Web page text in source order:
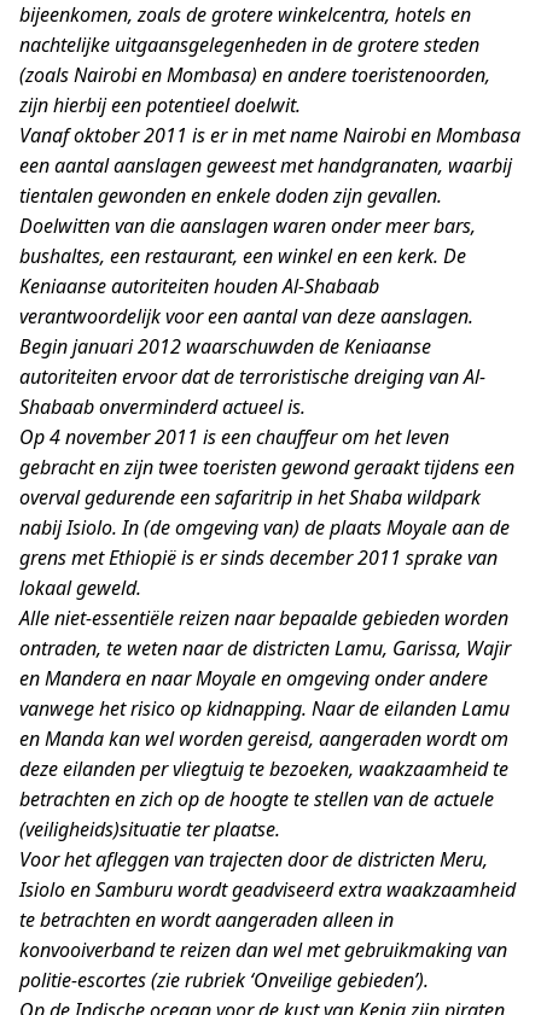
bijeenkomen, zoals de grotere winkelcentra, hotels en
nachtelijke uitgaansgelegenheden in de grotere steden
(zoals Nairobi en Mombasa) en andere toeristenoorden,
zijn hierbij een potentieel doelwit.
Vanaf oktober 2011 is er in met name Nairobi en Mombasa
een aantal aanslagen geweest met handgranaten, waarbij
tientalen gewonden en enkele doden zijn gevallen.
Doelwitten van die aanslagen waren onder meer bars,
bushaltes, een restaurant, een winkel en een kerk. De
Keniaanse autoriteiten houden Al-Shabaab
verantwoordelijk voor een aantal van deze aanslagen.
Begin januari 2012 waarschuwden de Keniaanse
autoriteiten ervoor dat de terroristische dreiging van Al-
Shabaab onverminderd actueel is.
Op 4 november 2011 is een chauffeur om het leven
gebracht en zijn twee toeristen gewond geraakt tijdens een
overval gedurende een safaritrip in het Shaba wildpark
nabij Isiolo. In (de omgeving van) de plaats Moyale aan de
grens met Ethiopië is er sinds december 2011 sprake van
lokaal geweld.
Alle niet-essentiële reizen naar bepaalde gebieden worden
ontraden, te weten naar de districten Lamu, Garissa, Wajir
en Mandera en naar Moyale en omgeving onder andere
vanwege het risico op kidnapping. Naar de eilanden Lamu
en Manda kan wel worden gereisd, aangeraden wordt om
deze eilanden per vliegtuig te bezoeken, waakzaamheid te
betrachten en zich op de hoogte te stellen van de actuele
(veiligheids)situatie ter plaatse.
Voor het afleggen van trajecten door de districten Meru,
Isiolo en Samburu wordt geadviseerd extra waakzaamheid
te betrachten en wordt aangeraden alleen in
konvooiverband te reizen dan wel met gebruikmaking van
politie-escortes (zie rubriek ‘Onveilige gebieden’).